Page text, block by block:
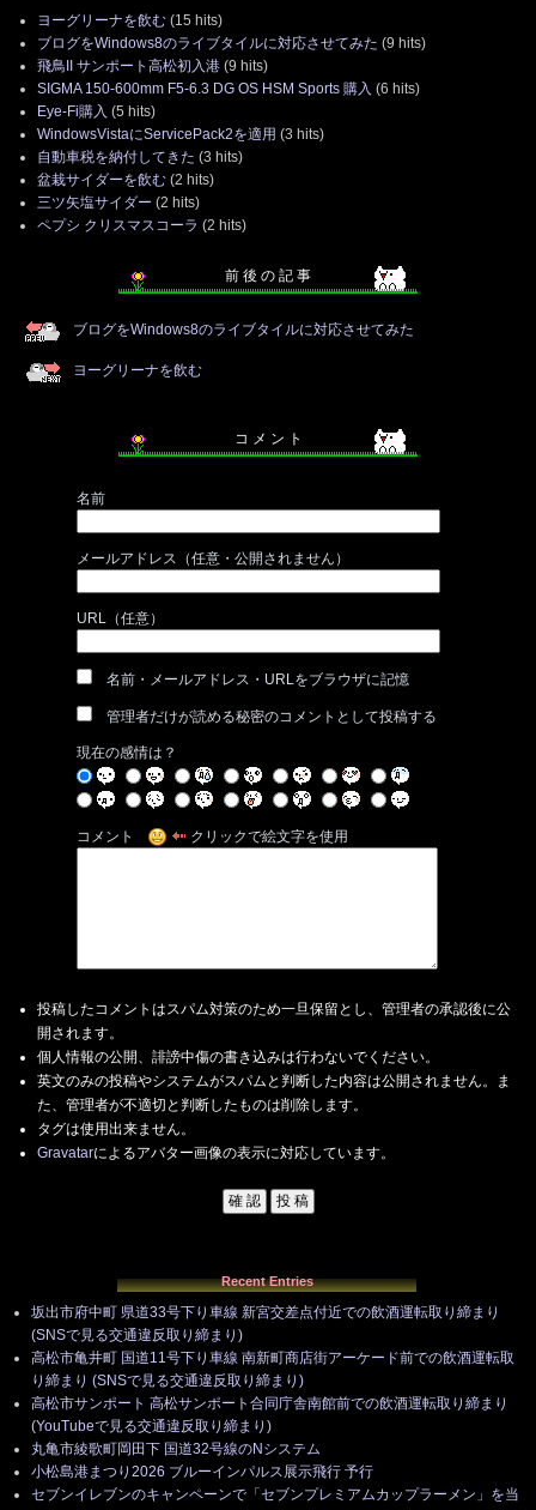
ヨーグリーナを飲む (15 hits)
ブログをWindows8のライブタイルに対応させてみた (9 hits)
飛鳥II サンポート高松初入港 (9 hits)
SIGMA 150-600mm F5-6.3 DG OS HSM Sports 購入 (6 hits)
Eye-Fi購入 (5 hits)
WindowsVistaにServicePack2を適用 (3 hits)
自動車税を納付してきた (3 hits)
盆栽サイダーを飲む (2 hits)
三ツ矢塩サイダー (2 hits)
ペプシ クリスマスコーラ (2 hits)
前 後 の 記 事
ブログをWindows8のライブタイルに対応させてみた
ヨーグリーナを飲む
コ メ ン ト
名前
メールアドレス（任意・公開されません）
URL（任意）
名前・メールアドレス・URLをブラウザに記憶
管理者だけが読める秘密のコメントとして投稿する
現在の感情は？
コメント クリックで絵文字を使用
投稿したコメントはスパム対策のため一旦保留とし、管理者の承認後に公
開されます。
個人情報の公開、誹謗中傷の書き込みは行わないでください。
英文のみの投稿やシステムがスパムと判断した内容は公開されません。ま
た、管理者が不適切と判断したものは削除します。
タグは使用出来ません。
Gravatarによるアバター画像の表示に対応しています。
Recent Entries
坂出市府中町 県道33号下り車線 新宮交差点付近での飲酒運転取り締まり
(SNSで見る交通違反取り締まり)
高松市亀井町 国道11号下り車線 南新町商店街アーケード前での飲酒運転取
り締まり (SNSで見る交通違反取り締まり)
高松市サンポート 高松サンポート合同庁舎南館前での飲酒運転取り締まり
(YouTubeで見る交通違反取り締まり)
丸亀市綾歌町岡田下 国道32号線のNシステム
小松島港まつり2026 ブルーインパルス展示飛行 予行
セブンイレブンのキャンペーンで「セブンプレミアムカップラーメン」を当